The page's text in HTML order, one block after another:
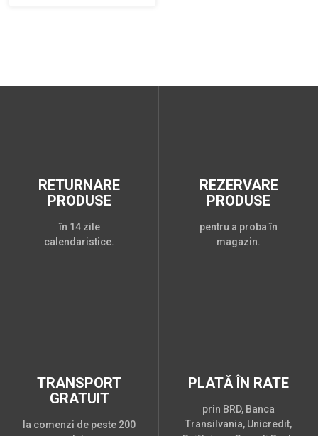
RETURNARE
PRODUSE
în 14 zile
calendaristice.
REZERVARE
PRODUSE
pentru a proba în
magazin.
TRANSPORT
GRATUIT
la comenzi de peste 200
PLATĂ ÎN RATE
prin BRD, Banca
Transilvania, Unicredit,